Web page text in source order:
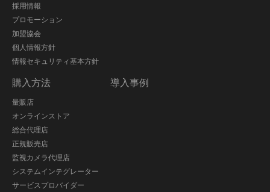
採用情報
プロモーション
加盟協会
個人情報方針
情報セキュリティ基本方針
購入方法
量販店
オンラインストア
総合代理店
正規販売店
監視カメラ代理店
システムインテグレーター
サービスプロバイダー
導入事例